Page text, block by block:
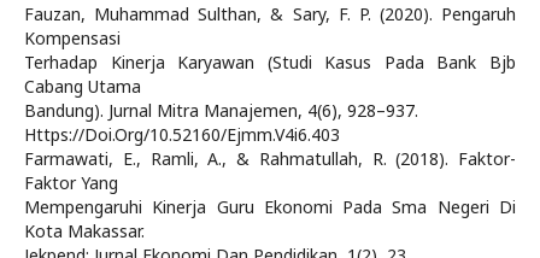
Fauzan, Muhammad Sulthan, & Sary, F. P. (2020). Pengaruh
Kompensasi
Terhadap Kinerja Karyawan (Studi Kasus Pada Bank Bjb
Cabang Utama
Bandung). Jurnal Mitra Manajemen, 4(6), 928–937.
Https://Doi.Org/10.52160/Ejmm.V4i6.403
Farmawati, E., Ramli, A., & Rahmatullah, R. (2018). Faktor-
Faktor Yang
Mempengaruhi Kinerja Guru Ekonomi Pada Sma Negeri Di
Kota Makassar.